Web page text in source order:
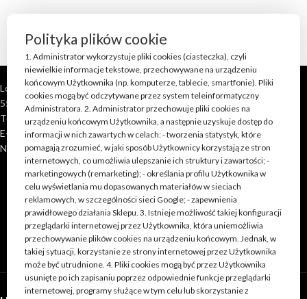
Loft Shop Manufacture
55-220 Jelcz Laskowice, Polska
Telefon: +48 790 528 555 | +48 693 262 400
E-mail: kontakt@loft-shop.pl
NIP: 898 202 51 11
Polityka plików cookie
1. Administrator wykorzystuje pliki cookies (ciasteczka), czyli
niewielkie informacje tekstowe, przechowywane na urządzeniu
końcowym Użytkownika (np. komputerze, tablecie, smartfonie). Pliki
cookies mogą być odczytywane przez system teleinformatyczny
Administratora. 2. Administrator przechowuje pliki cookies na
urządzeniu końcowym Użytkownika, a następnie uzyskuje dostęp do
informacji w nich zawartych w celach: - tworzenia statystyk, które
pomagają zrozumieć, w jaki sposób Użytkownicy korzystają ze stron
internetowych, co umożliwia ulepszanie ich struktury i zawartości; -
marketingowych (remarketing); - określania profilu Użytkownika w
celu wyświetlania mu dopasowanych materiałów w sieciach
reklamowych, w szczególności sieci Google; - zapewnienia
prawidłowego działania Sklepu. 3. Istnieje możliwość takiej konfiguracji
przeglądarki internetowej przez Użytkownika, która uniemożliwia
przechowywanie plików cookies na urządzeniu końcowym. Jednak, w
takiej sytuacji, korzystanie ze strony internetowej przez Użytkownika
może być utrudnione. 4. Pliki cookies mogą być przez Użytkownika
usunięte po ich zapisaniu poprzez odpowiednie funkcje przeglądarki
internetowej, programy służące w tym celu lub skorzystanie z